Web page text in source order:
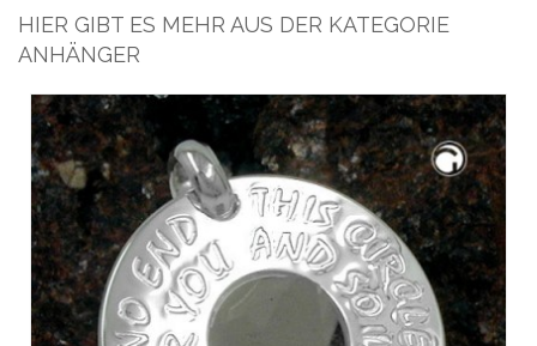
HIER GIBT ES MEHR AUS DER KATEGORIE
ANHÄNGER